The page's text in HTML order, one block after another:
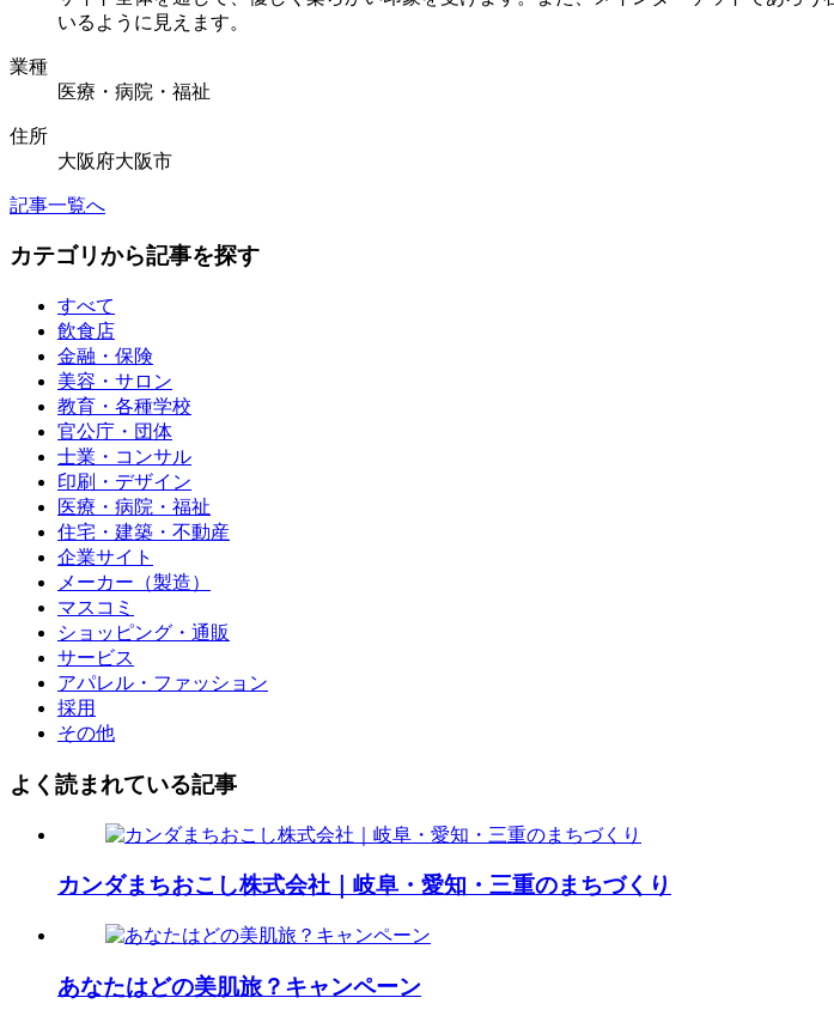
いるように見えます。
業種
医療・病院・福祉
住所
大阪府大阪市
記事一覧へ
カテゴリから記事を探す
すべて
飲食店
金融・保険
美容・サロン
教育・各種学校
官公庁・団体
士業・コンサル
印刷・デザイン
医療・病院・福祉
住宅・建築・不動産
企業サイト
メーカー（製造）
マスコミ
ショッピング・通販
サービス
アパレル・ファッション
採用
その他
よく読まれている記事
カンダまちおこし株式会社｜岐阜・愛知・三重のまちづくり
あなたはどの美肌旅？キャンペーン